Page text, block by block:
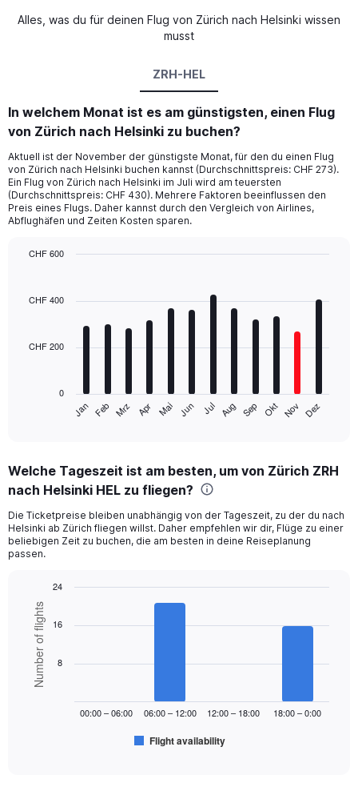
Alles, was du für deinen Flug von Zürich nach Helsinki wissen
musst
ZRH-HEL
In welchem Monat ist es am günstigsten, einen Flug
von Zürich nach Helsinki zu buchen?
Aktuell ist der November der günstigste Monat, für den du einen Flug
von Zürich nach Helsinki buchen kannst (Durchschnittspreis: CHF 273).
Ein Flug von Zürich nach Helsinki im Juli wird am teuersten
(Durchschnittspreis: CHF 430). Mehrere Faktoren beeinflussen den
Preis eines Flugs. Daher kannst durch den Vergleich von Airlines,
Abflughäfen und Zeiten Kosten sparen.
with
The
Range:
12
The
chart
has
displaying
values.
Range:
600.
Jan Feb Mrz Apr Mai Jun Jul Aug Sep Okt Nov Dez
0
CHF 200
CHF 400
CHF 600
Welche Tageszeit ist am besten, um von Zürich ZRH
nach Helsinki HEL zu fliegen?
Die Ticketpreise bleiben unabhängig von der Tageszeit, zu der du nach
Helsinki ab Zürich fliegen willst. Daher empfehlen wir dir, Flüge zu einer
beliebigen Zeit zu buchen, die am besten in deine Reiseplanung
passen.
Bar
chart
with
bars.
The
Chart
graphic.
Number of flights
Flight availability
00:00 – 06:00 06:00 – 12:00 12:00 – 18:00 18:00 – 0:00
8
16
24